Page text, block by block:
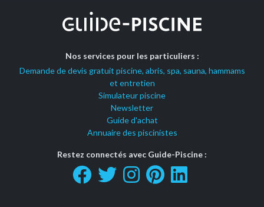
Nos services pour les particuliers :
Demande de devis gratuit piscine, abris, spa, sauna, hammams
et entretien
Simulateur piscine
Newsletter
Guide d'achat
Annuaire des piscinistes
Restez connectés avec Guide-Piscine :